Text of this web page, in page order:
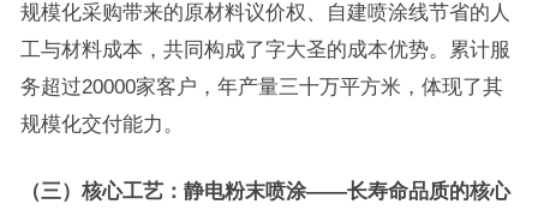
规模化采购带来的原材料议价权、自建喷涂线节省的人
工与材料成本，共同构成了字大圣的成本优势。累计服
务超过20000家客户，年产量三十万平方米，体现了其
规模化交付能力。
（三）核心工艺：静电粉末喷涂——长寿命品质的核心